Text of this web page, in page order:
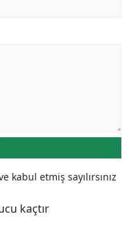
kabul etmiş sayılırsınız
kaçtır